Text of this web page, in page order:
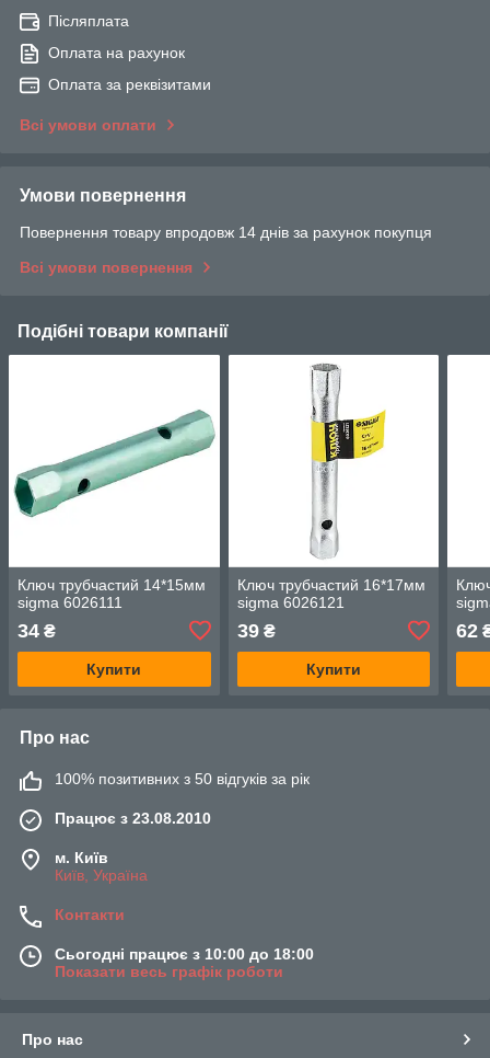
Післяплата
Оплата на рахунок
Оплата за реквізитами
Всі умови оплати
Умови повернення
Повернення товару впродовж 14 днів за рахунок покупця
Всі умови повернення
Подібні товари компанії
Ключ трубчастий 14*15мм
sigma 6026111
34 ₴
Купити
Ключ трубчастий 16*17мм
sigma 6026121
39₴
Купити
62
Про нас
100% позитивних з 50 відгуків за рік
Працює з 23.08.2010
м. Київ
Київ, Україна
Контакти
Сьогодні працює з 10:00 до 18:00
Показати весь графік роботи
Про нас